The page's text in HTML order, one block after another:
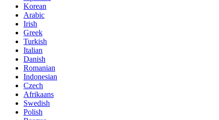
Korean
Arabic
Irish
Greek
Turkish
Italian
Danish
Romanian
Indonesian
Czech
Afrikaans
Swedish
Polish